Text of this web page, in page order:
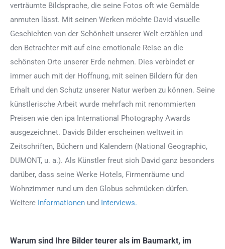
verträumte Bildsprache, die seine Fotos oft wie Gemälde
anmuten lässt. Mit seinen Werken möchte David visuelle
Geschichten von der Schönheit unserer Welt erzählen und
den Betrachter mit auf eine emotionale Reise an die
schönsten Orte unserer Erde nehmen. Dies verbindet er
immer auch mit der Hoffnung, mit seinen Bildern für den
Erhalt und den Schutz unserer Natur werben zu können. Seine
künstlerische Arbeit wurde mehrfach mit renommierten
Preisen wie den ipa International Photography Awards
ausgezeichnet. Davids Bilder erscheinen weltweit in
Zeitschriften, Büchern und Kalendern (National Geographic,
DUMONT, u. a.). Als Künstler freut sich David ganz besonders
darüber, dass seine Werke Hotels, Firmenräume und
Wohnzimmer rund um den Globus schmücken dürfen.
Weitere Informationen und Interviews.
Warum sind Ihre Bilder teurer als im Baumarkt, im